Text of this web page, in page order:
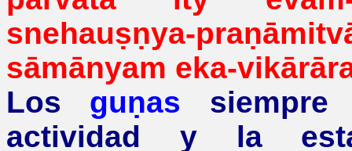
snehauṣṇya-
sāmānyam eka-
Los guṇas
actividad y la